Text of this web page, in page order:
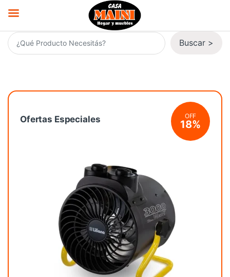
Saltar a la navegación
Saltar al contenido
Buscar por:
Buscar >
Ofertas Especiales OFF
18%